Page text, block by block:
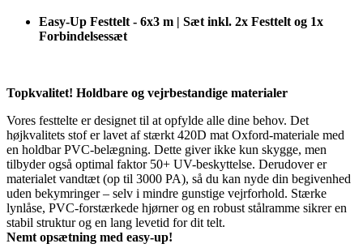
Easy-Up Festtelt - 6x3 m | Sæt inkl. 2x Festtelt og 1x
Forbindelsessæt
Topkvalitet! Holdbare og vejrbestandige materialer
Vores festtelte er designet til at opfylde alle dine behov. Det
højkvalitets stof er lavet af stærkt 420D mat Oxford-materiale med
en holdbar PVC-belægning. Dette giver ikke kun skygge, men
tilbyder også optimal faktor 50+ UV-beskyttelse. Derudover er
materialet vandtæt (op til 3000 PA), så du kan nyde din begivenhed
uden bekymringer – selv i mindre gunstige vejrforhold. Stærke
lynlåse, PVC-forstærkede hjørner og en robust stålramme sikrer en
stabil struktur og en lang levetid for dit telt.
Nemt opsætning med easy-up!